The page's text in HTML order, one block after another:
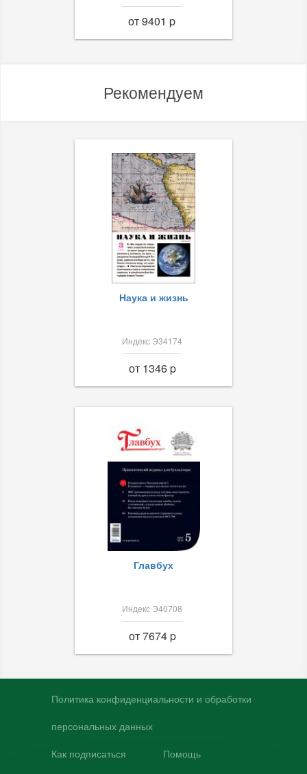
от 9401 p
Рекомендуем
Наука и жизнь
Индекс Э34174
от 1346 p
Главбух
Индекс Э40708
от 7674 p
Политика конфиденциальности и обработки
персональных данных
Как подписаться Помощь